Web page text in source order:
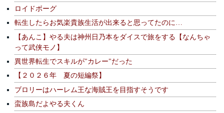
ロイドボーグ
転生したらお気楽貴族生活が出来ると思ってたのに…
【あんこ】やる夫は神州日乃本をダイスで旅をする【なんちゃ
って武侠モノ】
異世界転生でスキルが"カレー"だった
【２０２６年 夏の短編祭】
ブロリーはハーレム王な海賊王を目指すそうです
蛮族島だよやる夫くん